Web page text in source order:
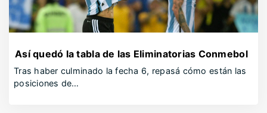
Así quedó la tabla de las Eliminatorias Conmebol
Tras haber culminado la fecha 6, repasá cómo están las
posiciones de…